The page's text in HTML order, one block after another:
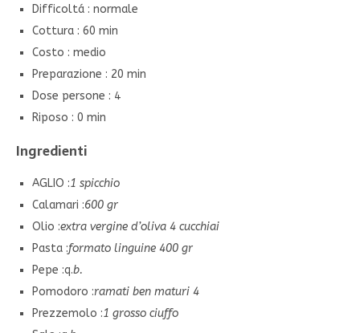
Difficoltá : normale
Cottura : 60 min
Costo : medio
Preparazione : 20 min
Dose persone : 4
Riposo : 0 min
Ingredienti
AGLIO :1 spicchio
Calamari :600 gr
Olio :extra vergine d’oliva 4 cucchiai
Pasta :formato linguine 400 gr
Pepe :q.b.
Pomodoro :ramati ben maturi 4
Prezzemolo :1 grosso ciuffo